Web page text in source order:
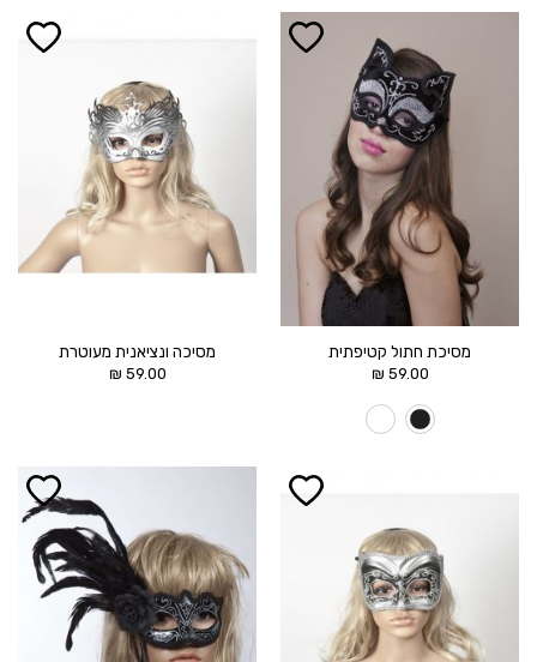
WISHLIST
מסיכת חתול קטיפתית
59.00
₪
מסיכה ונציאנית מעוטרת
59.00
₪
הוסף ל
WISHLIST